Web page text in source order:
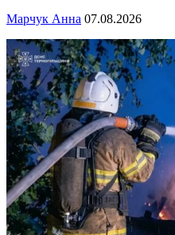
Марчук Анна 07.08.2026